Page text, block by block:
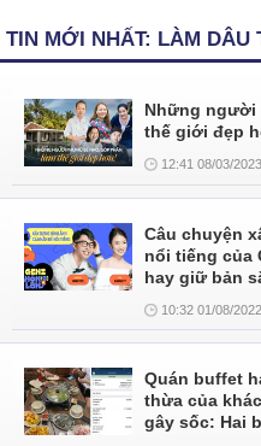
TIN MỚI NHẤT: LÀM DÂU
Những người
thế giới đẹp
12:41 08/03/2023
Câu chuyện
nổi tiếng của
hay giữ bản
10:32 01/08/2022
Quán buffet
thừa của
gây sốc: Hai